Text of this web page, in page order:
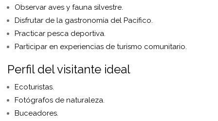
Observar aves y fauna silvestre.
Disfrutar de la gastronomía del Pacífico.
Practicar pesca deportiva.
Participar en experiencias de turismo comunitario.
Perfil del visitante ideal
Ecoturistas.
Fotógrafos de naturaleza.
Buceadores.